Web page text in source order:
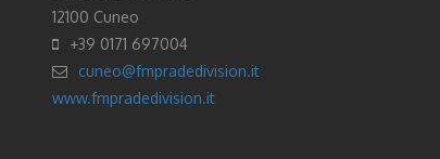
12100 Cuneo
+39 0171 697004
cuneo@fmpradedivision.it
www.fmpradedivision.it